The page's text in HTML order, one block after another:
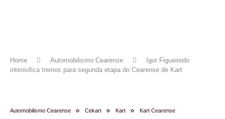
Home Automobilismo Cearense
Igor Figueiredo
intensifica treinos para segunda etapa do Cearense de Kart
Automobilismo Cearense Cekart Kart Kart Cearense